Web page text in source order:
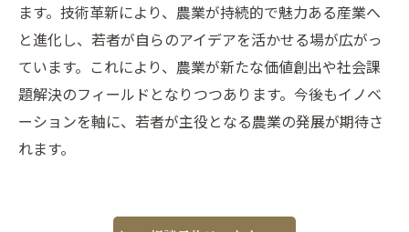
ます。技術革新により、農業が持続的で魅力ある産業へ
と進化し、若者が自らのアイデアを活かせる場が広がっ
ています。これにより、農業が新たな価値創出や社会課
題解決のフィールドとなりつつあります。今後もイノベ
ーションを軸に、若者が主役となる農業の発展が期待さ
れます。